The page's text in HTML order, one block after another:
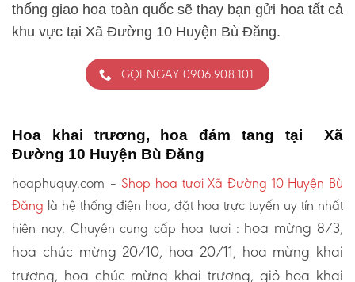
thống giao hoa toàn quốc sẽ thay bạn gửi hoa tất cả
khu vực tại Xã Đường 10 Huyện Bù Đăng.
GỌI NGAY 0906.908.101
Hoa khai trương, hoa đám tang tại Xã
Đường 10 Huyện Bù Đăng
hoaphuquy.com – Shop hoa tươi Xã Đường 10 Huyện Bù
Đăng là hệ thống điện hoa, đặt hoa trực tuyến uy tín nhất
hiện nay. Chuyên cung cấp hoa tươi : hoa mừng 8/3,
hoa chúc mừng 20/10, hoa 20/11, hoa mừng khai
trương, hoa chúc mừng khai trương, giỏ hoa khai